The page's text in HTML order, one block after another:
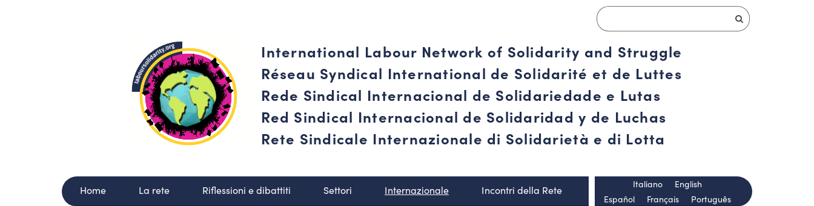
International Labour Network of Solidarity and Struggle
Réseau Syndical International de Solidarité et de Luttes
Rede Sindical Internacional de Solidariedade e Lutas
Red Sindical Internacional de Solidaridad y de Luchas
Rete Sindicale Internazionale di Solidarietà e di Lotta
Home La rete Riflessioni e dibattiti Settori Internazionale Incontri della Rete
Español Français Português
Italiano English